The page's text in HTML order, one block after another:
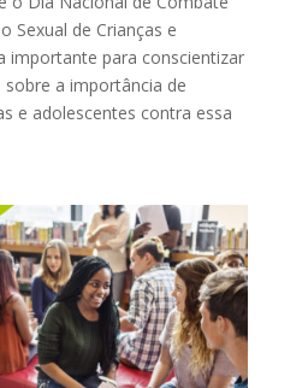
Sexual de Crianças e
importante para conscientizar
a importância de
e adolescentes contra essa